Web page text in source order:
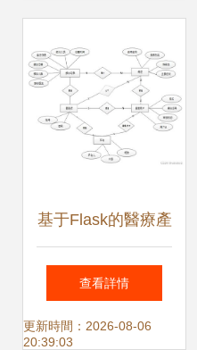
基于Flask的醫療產
品信息推薦系統設
計與實現（附帶源
查看詳情
更新時間：2026-08-06
20:39:03